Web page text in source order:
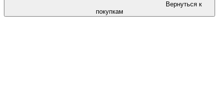
Вернуться к
покупкам